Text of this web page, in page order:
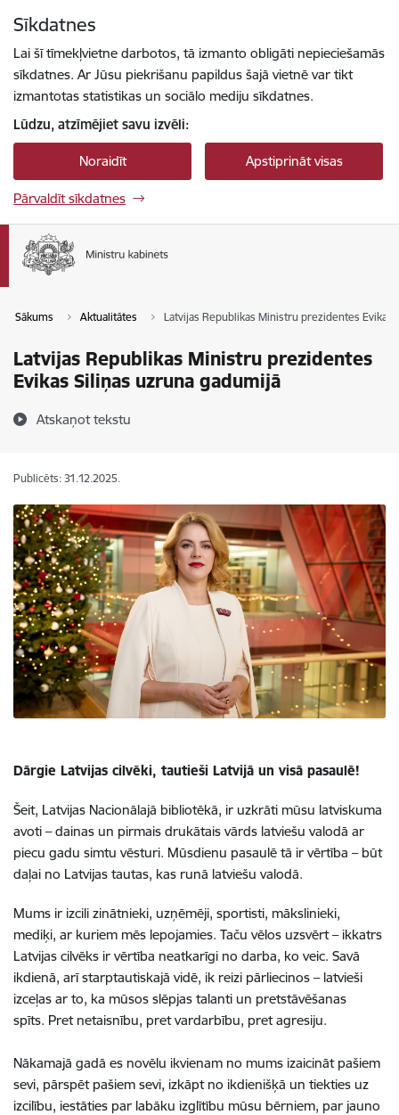
Sīkdatnes
Lai šī tīmekļvietne darbotos, tā izmanto obligāti nepieciešamās
sīkdatnes. Ar Jūsu piekrišanu papildus šajā vietnē var tikt
izmantotas statistikas un sociālo mediju sīkdatnes.
Lūdzu, atzīmējiet savu izvēli:
Noraidīt Apstiprināt visas
Pārvaldīt sīkdatnes
Sākums Aktualitātes Latvijas Republikas Ministru prezidentes Evikas
Latvijas Republikas Ministru prezidentes
Evikas Siliņas uzruna gadumijā
Atskaņot tekstu
Publicēts: 31.12.2025.
Dārgie Latvijas cilvēki, tautieši Latvijā un visā pasaulē!
Šeit, Latvijas Nacionālajā bibliotēkā, ir uzkrāti mūsu latviskuma
avoti –dainas un pirmais drukātais vārds latviešu valodā ar
piecu gadu simtu vēsturi. Mūsdienu pasaulē tā ir vērtība –būt
daļai no Latvijas tautas, kas runā latviešu valodā.
Mums ir izcili zinātnieki, uzņēmēji, sportisti, mākslinieki,
mediķi, ar kuriem mēs lepojamies. Taču vēlos uzsvērt– ikkatrs
Latvijas cilvēks ir vērtība neatkarīgi no darba, ko veic. Savā
ikdienā, arī starptautiskajā vidē, ik reizi pārliecinos – latvieši
izceļas ar to, ka mūsos slēpjas talanti un pretstāvēšanas
spīts. Pret netaisnību, pret vardarbību, pret agresiju.
Nākamajā gadā es novēlu ikvienam no mums izaicināt pašiem
sevi, pārspēt pašiem sevi, izkāpt no ikdienišķā un tiekties uz
izcilību, iestāties par labāku izglītību mūsu bērniem, par jauno